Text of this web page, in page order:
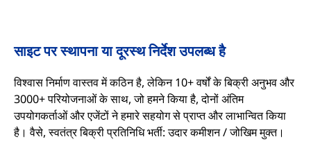
साइट पर स्थापना या दूरस्थ निर्देश उपलब्ध है
विश्वास निर्माण वास्तव में कठिन है, लेकिन 10+ वर्षों के बिक्री अनुभव और
3000+ परियोजनाओं के साथ, जो हमने किया है, दोनों अंतिम
उपयोगकर्ताओं और एजेंटों ने हमारे सहयोग से प्राप्त और लाभान्वित किया
है। वैसे, स्वतंत्र बिक्री प्रतिनिधि भर्ती: उदार कमीशन / जोखिम मुक्त।